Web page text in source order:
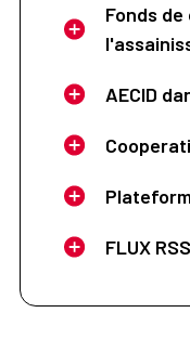
Fonds
AECID
FLUX RSS